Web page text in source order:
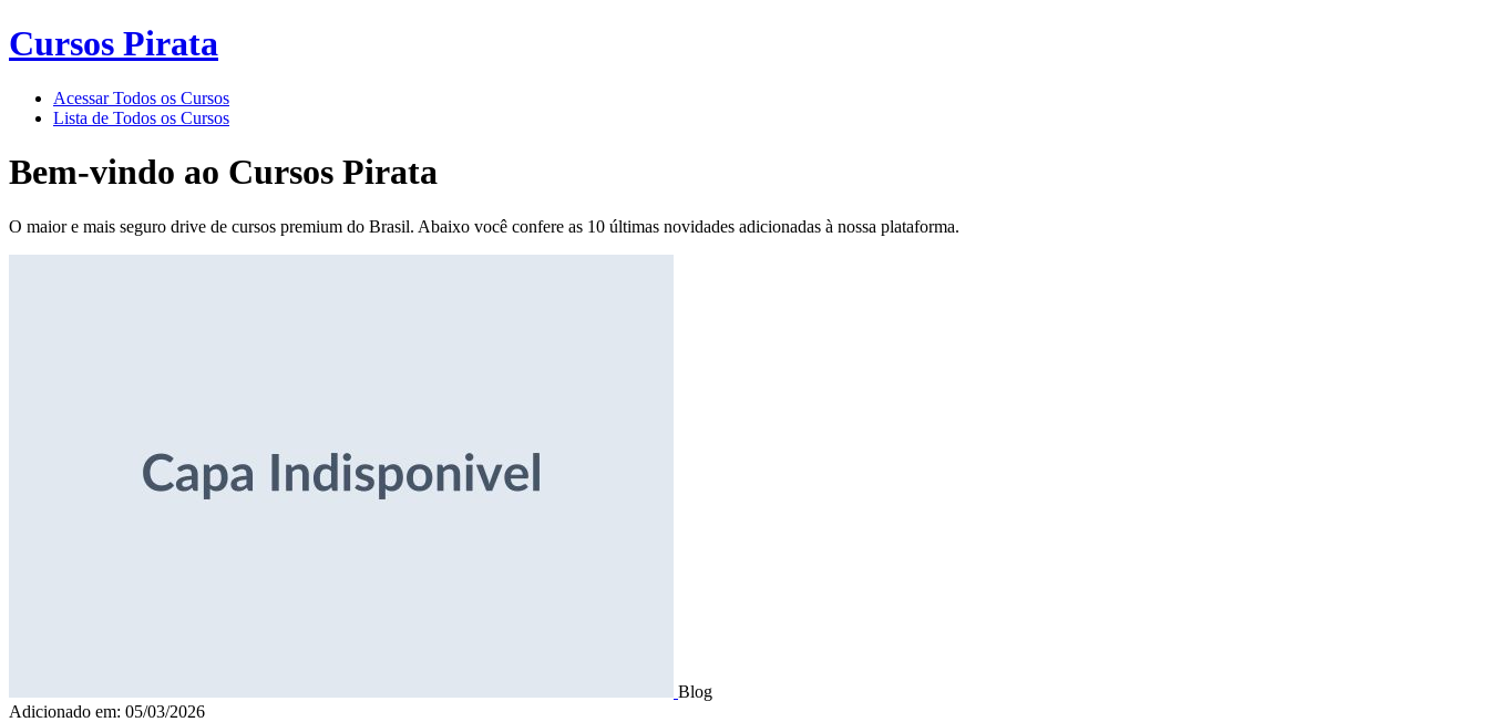
Cursos Pirata
Acessar Todos os Cursos
Lista de Todos os Cursos
Bem-vindo ao Cursos Pirata
O maior e mais seguro drive de cursos premium do Brasil. Abaixo você confere as 10 últimas novidades adicionadas à nossa plataforma.
Blog
Adicionado em: 05/03/2026